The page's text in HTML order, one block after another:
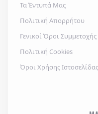
Τα Έντυπά Μας
Πολιτική Απορρήτου
Γενικοί Όροι Συμμετοχής
Πολιτική Cookies
Όροι Χρήσης Ιστοσελίδας